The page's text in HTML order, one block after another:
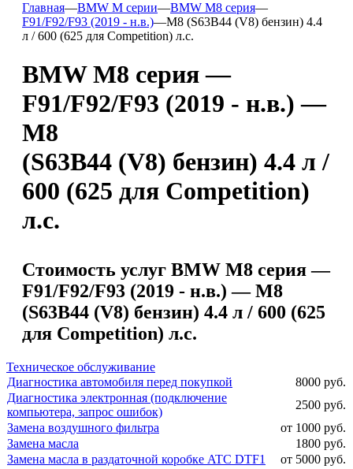
Главная—BMW М серии—BMW M8 серия—
F91/F92/F93 (2019 - н.в.)—M8 (S63B44 (V8) бензин) 4.4
л / 600 (625 для Competition) л.с.
BMW M8 серия —
F91/F92/F93 (2019 - н.в.) —
M8
(S63B44 (V8) бензин) 4.4 л /
600 (625 для Competition)
л.с.
Стоимость услуг BMW M8 серия —
F91/F92/F93 (2019 - н.в.) — M8
(S63B44 (V8) бензин) 4.4 л / 600 (625
для Competition) л.с.
Техническое обслуживание
Диагностика автомобиля перед покупкой
8000 руб.
Диагностика электронная (подключение
компьютера, запрос ошибок)
2500 руб.
Замена воздушного фильтра
от 1000 руб.
Замена масла
1800 руб.
Замена масла в раздаточной коробке ATC DTF1
от 5000 руб.